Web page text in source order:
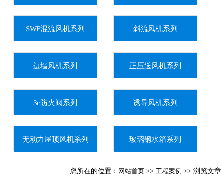
SWF混流风机系列 斜流风机系列
边墙风机系列 正压送风机系列
3c防火阀系列 诱导风机系列
无动力屋顶风机系列 玻璃钢水箱系列
您所在的位置： 网站首页 >> 工程案例 >> 浏览文章